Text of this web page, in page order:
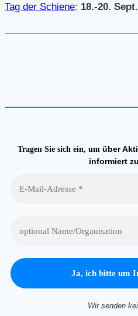
Tag der Schiene: 18.-20.
Tragen Sie sich ein, um über
informiert
Wir senden